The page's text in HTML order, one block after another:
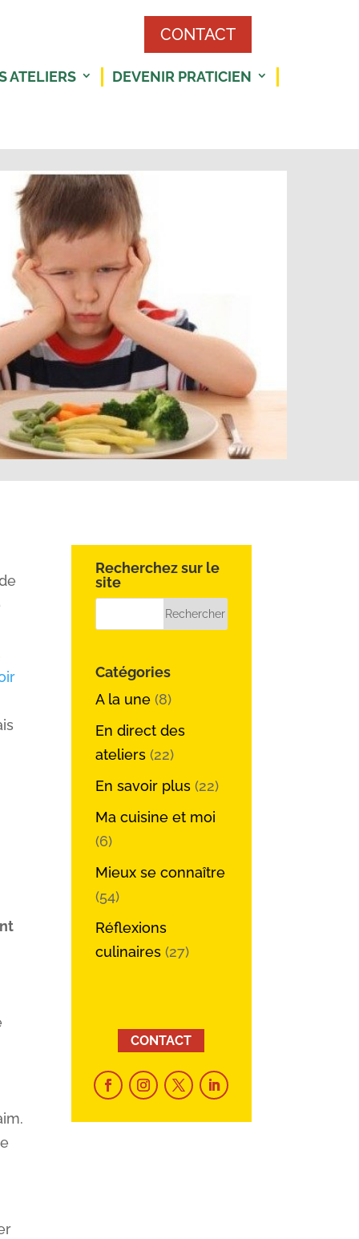
CONTACT
ATELIERS
DEVENIR PRATICIEN
Recherchez sur le
site
Catégories
A la une (8)
En direct des
ateliers (22)
En savoir plus (22)
Ma cuisine et moi
(6)
Mieux se connaître
(54)
Réflexions
culinaires (27)
CONTACT